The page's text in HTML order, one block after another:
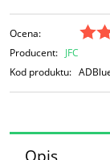
Ocena:
Producent: JFC
Kod produktu:
Opis